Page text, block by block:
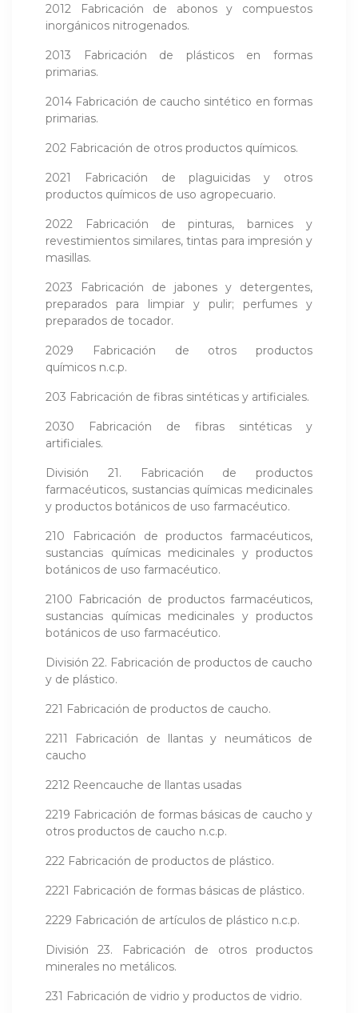
2012 Fabricación de abonos y compuestos
inorgánicos nitrogenados.
2013 Fabricación de plásticos en formas
primarias.
2014 Fabricación de caucho sintético en formas
primarias.
202 Fabricación de otros productos químicos.
2021 Fabricación de plaguicidas y otros
productos químicos de uso agropecuario.
2022 Fabricación de pinturas, barnices y
revestimientos similares, tintas para impresión y
masillas.
2023 Fabricación de jabones y detergentes,
preparados para limpiar y pulir; perfumes y
preparados de tocador.
2029 Fabricación de otros productos
químicos n.c.p.
203 Fabricación de fibras sintéticas y artificiales.
2030 Fabricación de fibras sintéticas y
artificiales.
División 21. Fabricación de productos
farmacéuticos, sustancias químicas medi­cinales
y productos botánicos de uso farmacéutico.
210 Fabricación de productos farmacéuticos,
sustancias químicas medicinales y productos
botánicos de uso farmacéutico.
2100 Fabricación de productos farmacéuticos,
sustancias químicas medicinales y pro­ductos
botánicos de uso farmacéutico.
División 22. Fabricación de productos de caucho
y de plástico.
221 Fabricación de productos de caucho.
2211 Fabricación de llantas y neumáticos de
caucho
2212 Reencauche de llantas usadas
2219 Fabricación de formas básicas de caucho y
otros productos de caucho n.c.p.
222 Fabricación de productos de plástico.
2221 Fabricación de formas básicas de plástico.
2229 Fabricación de artículos de plástico n.c.p.
División 23. Fabricación de otros productos
minerales no metálicos.
231 Fabricación de vidrio y productos de vidrio.